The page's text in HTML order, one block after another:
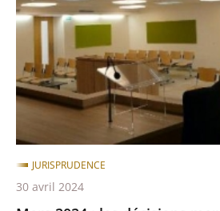
décisions
marquantes
JURISPRUDENCE
30 avril 2024